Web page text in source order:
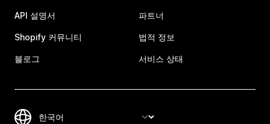
API 설명서
Shopify 커뮤니티
블로그
파트너
법적 정보
서비스 상태